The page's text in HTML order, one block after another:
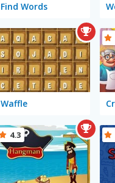
Find Words
Waffle
4.3